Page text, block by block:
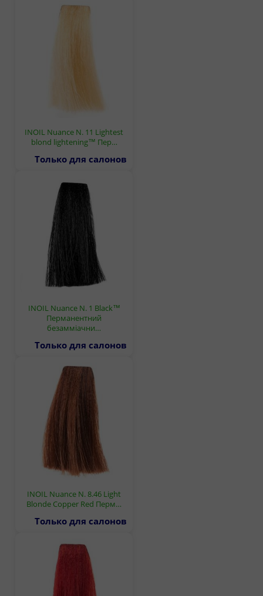
INOIL Nuance N. 11 Lightest
blond lightening™ Пер…
Только для салонов
INOIL Nuance N. 1 Black™
Перманентний
безамміачни…
Только для салонов
INOIL Nuance N. 8.46 Light
Blonde Copper Red Перм…
Только для салонов